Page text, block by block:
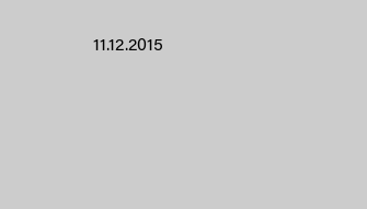
11.12.2015